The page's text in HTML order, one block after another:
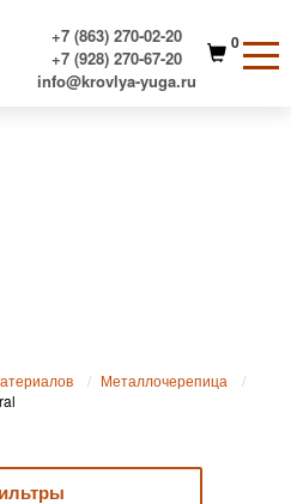
+7 (863) 270-02-20
+7 (928) 270-67-20
info@krovlya-yuga.ru
0
Металлочерепица